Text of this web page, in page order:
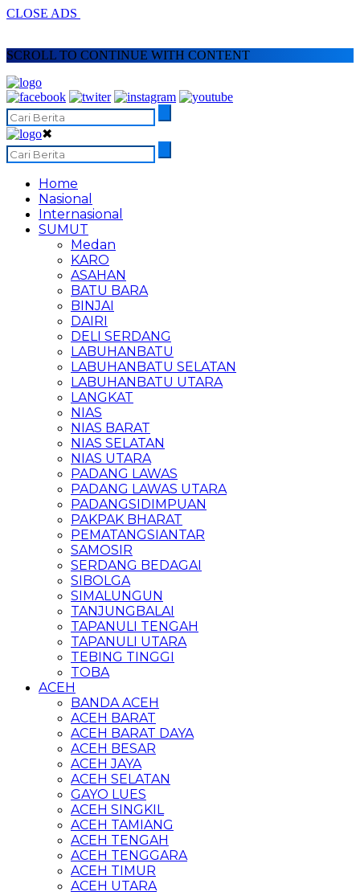
CLOSE ADS
SCROLL TO CONTINUE WITH CONTENT
✖
Home
Nasional
Internasional
SUMUT
Medan
KARO
ASAHAN
BATU BARA
BINJAI
DAIRI
DELI SERDANG
LABUHANBATU
LABUHANBATU SELATAN
LABUHANBATU UTARA
LANGKAT
NIAS
NIAS BARAT
NIAS SELATAN
NIAS UTARA
PADANG LAWAS
PADANG LAWAS UTARA
PADANGSIDIMPUAN
PAKPAK BHARAT
PEMATANGSIANTAR
SAMOSIR
SERDANG BEDAGAI
SIBOLGA
SIMALUNGUN
TANJUNGBALAI
TAPANULI TENGAH
TAPANULI UTARA
TEBING TINGGI
TOBA
ACEH
BANDA ACEH
ACEH BARAT
ACEH BARAT DAYA
ACEH BESAR
ACEH JAYA
ACEH SELATAN
GAYO LUES
ACEH SINGKIL
ACEH TAMIANG
ACEH TENGAH
ACEH TENGGARA
ACEH TIMUR
ACEH UTARA